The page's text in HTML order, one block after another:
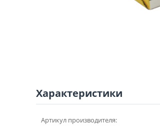
Характеристики
Артикул производителя: